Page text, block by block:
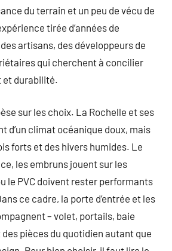
du terrain et un peu de vécu de
tirée d’années de
artisans, des développeurs de
qui cherchent à concilier
et durabilité.
sur les choix. La Rochelle et ses
d’un climat océanique doux, mais
forts et des hivers humides. Le
les embruns jouent sur les
le PVC doivent rester performants
ce cadre, la porte d’entrée et les
– volet, portails, baie
pièces du quotidien autant que